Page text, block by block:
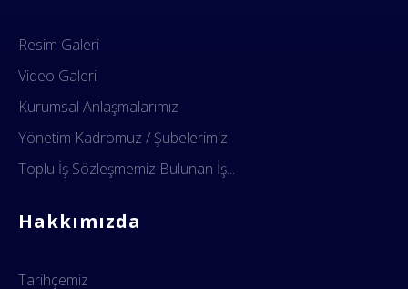
Resim Galeri
Video Galeri
Kurumsal Anlaşmalarımız
Yönetim Kadromuz / Şubelerimiz
Toplu İş Sözleşmemiz Bulunan İş...
Hakkımızda
Tarihçemiz